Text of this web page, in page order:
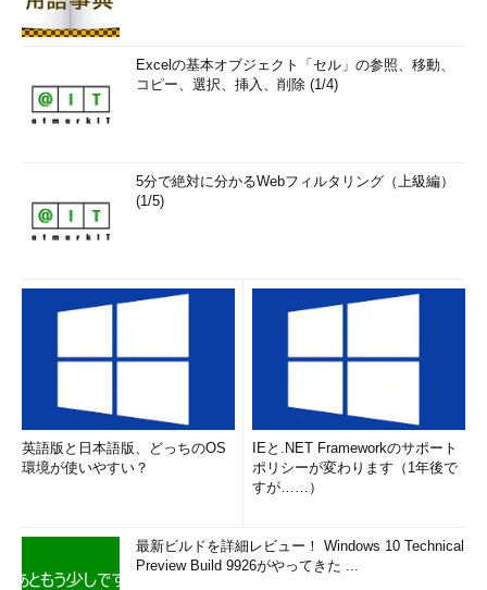
す。
図2 SNMP TRAPによる障害監視
SNMPはネットワーク管理のために規定されたプロトコルです
Protocol（SNMP））。SNMPの管理情報をやりとりする方法に
TRAPとしてSNMPマネージャ機能を持つ監視サーバへ通知でき
ます。
Excelの基本オブジェクト「セル」の参照、移動、
コピー、選択、挿入、削除 (1/4)
5分で絶対に分かるWebフィルタリング（上級編）
(1/5)
英語版と日本語版、どっちのOS
環境が使いやすい？
IEと.NET Frameworkのサポート
ポリシーが変わります（1年後で
すが……）
最新ビルドを詳細レビュー！ Windows 10 Technical
Preview Build 9926がやってきた ...